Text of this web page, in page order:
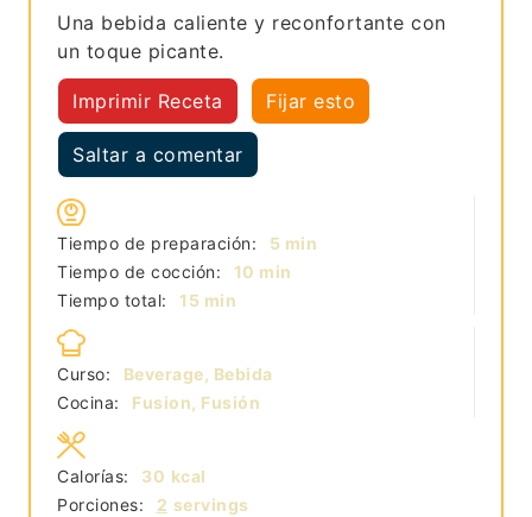
Una bebida caliente y reconfortante con
un toque picante.
Imprimir Receta Fijar esto
Saltar a comentar
Tiempo de preparación: 5 minutos
min
Tiempo de cocción:
10 minutos
min
Tiempo total:
15 minutos
min
Curso:
Beverage, Bebida
Cocina:
Fusion, Fusión
Porciones: 2 servings
Calorías: 30 kcal